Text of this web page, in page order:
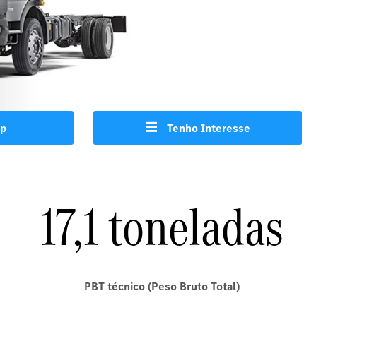
Tenho Interesse
17,1 toneladas
PBT técnico (Peso Bruto Total)